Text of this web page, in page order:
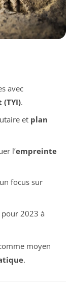
avec
.
et plan
l’empreinte
focus sur
2023 à
moyen
.